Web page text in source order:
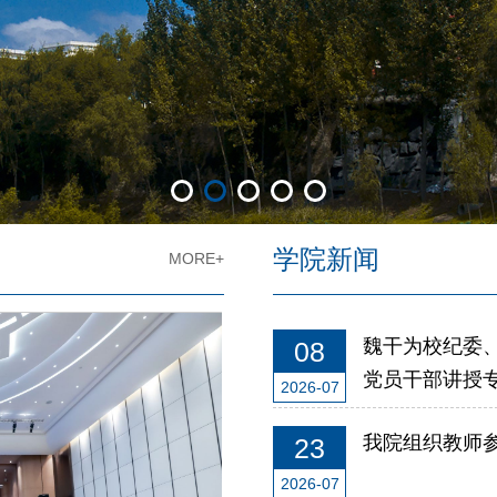
MORE+ 学院新闻
08
2026-07
魏干为校纪委
党员干部讲授
23
2026-07
我院组织教师